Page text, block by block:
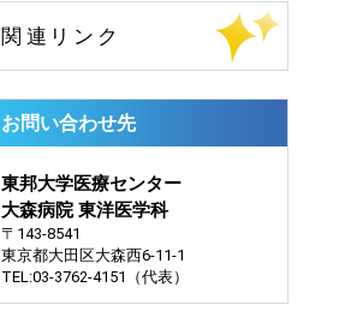
お問い合わせ先
東邦大学医療センター
大森病院 東洋医学科
〒143-8541
東京都大田区大森西6-11-1
TEL:03-3762-4151（代表）